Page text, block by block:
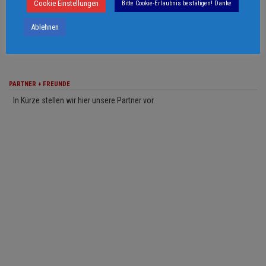
PARTNER + FREUNDE
In Kürze stellen wir hier unsere Partner vor.
Cookie Einstellungen Bitte Cookie-Erlaubnis bestätigen! Danke
Ablehnen